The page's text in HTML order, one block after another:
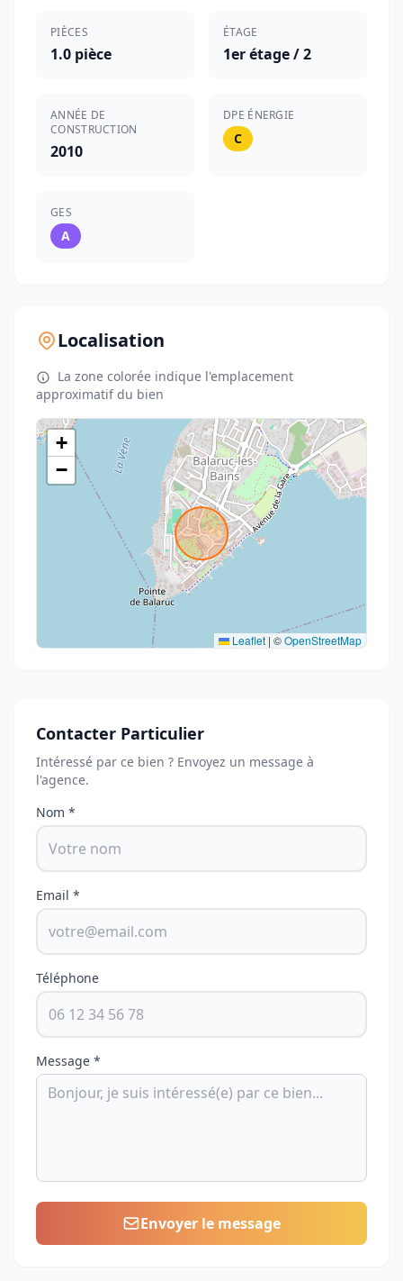
PIÈCES
1.0 pièce
ÉTAGE
1er étage / 2
ANNÉE DE
CONSTRUCTION
2010
DPE ÉNERGIE
C
GES
A
Localisation
La zone colorée indique l'emplacement
approximatif du bien
+
−
Leaflet | ©OpenStreetMap
Contacter Particulier
Intéressé par ce bien ? Envoyez un message à
l'agence.
Nom *
Email *
Téléphone
Message *
Envoyer le message